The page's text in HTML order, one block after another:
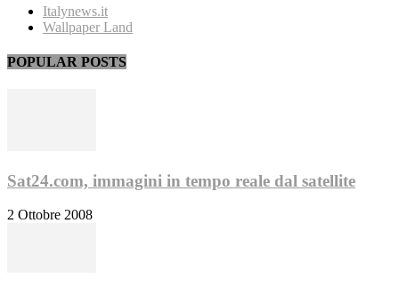
Italynews.it
Wallpaper Land
POPULAR POSTS
Sat24.com, immagini in tempo reale dal satellite
2 Ottobre 2008